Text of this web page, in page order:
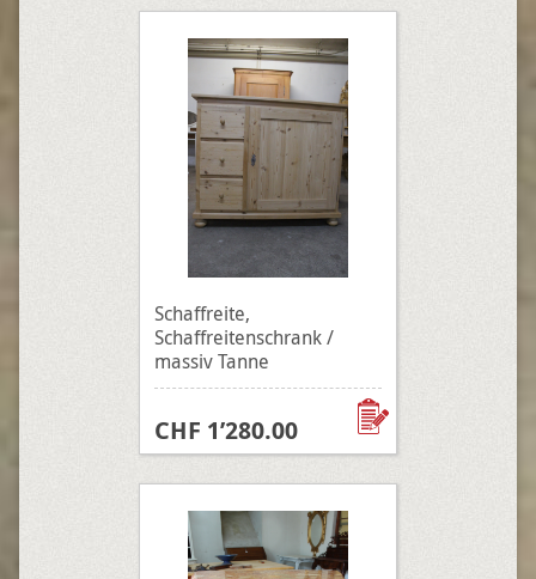
Schaffreite,
Schaffreitenschrank /
massiv Tanne
CHF 1’280.00